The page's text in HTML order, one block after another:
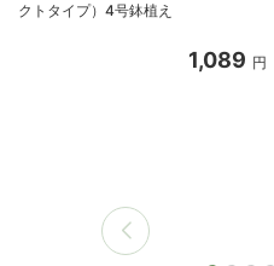
クトタイプ）4号鉢植え
1,089 円